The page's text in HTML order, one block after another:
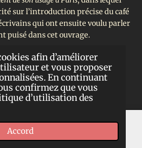
afin d’améliorer
et vous proposer
En continuant
confirmez que vous
d’utilisation des
Accord
sur l’introduction précise du café
qui ont ensuite voulu parler
puisé dans cet ouvrage.
1741, La Roque publia une
et l'utilité du Café.
N. Melchidédech
voyages en Allemagne, en
avant de s’établir
et de publier ses
en 1664 pour la Perse et les Indes,
Carte